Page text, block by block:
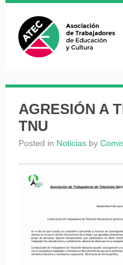
AGRESIÓN A
TNU
Posted in Noticiasby